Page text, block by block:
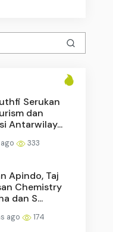
Serukan
dan
Antarwilay...
ago 333
Apindo, Taj
Chemistry
dan S...
ago 174